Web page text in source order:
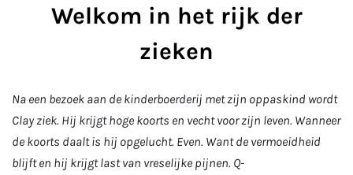
Welkom in het rijk der
zieken
Na een bezoek aan de kinderboerderij met zijn oppaskind wordt
Clay ziek. Hij krijgt hoge koorts en vecht voor zijn leven. Wanneer
de koorts daalt is hij opgelucht. Even. Want de vermoeidheid
blijft en hij krijgt last van vreselijke pijnen. Q-